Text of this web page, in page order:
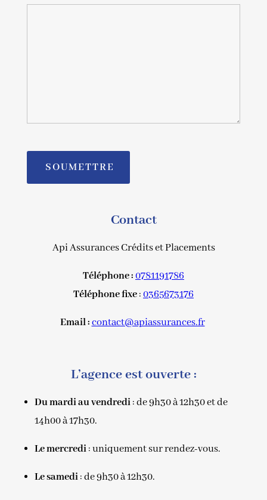
Contact
Api Assurances Crédits et Placements
Téléphone :0781191786
Téléphone fixe:0365673176
Email :contact@apiassurances.fr
L’agence est ouverte :
Du mardi au vendredi: de 9h30 à 12h30 et de
14h00 à 17h30.
Le mercredi: uniquement sur rendez-vous.
Le samedi: de 9h30 à 12h30.